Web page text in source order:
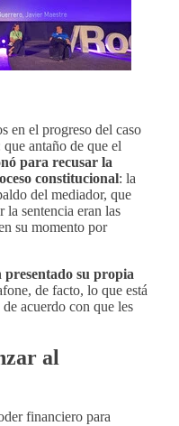
en el progreso del caso
antaño de que el
para recusar la
constitucional: la
del mediador, que
la sentencia eran las
su momento por
presentado su propia
de facto, lo que está
acuerdo con que les
al
financiero para